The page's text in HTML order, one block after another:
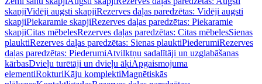
skapjiVidēji augsti skapjiRezerves daļas paredzētas: Vidēji augsti
skapjiPiekaramie skapjiRezerves daļas paredzētas: Piekaramie
skapjiCitas mēbelesRezerves daļas paredzētas: Citas mēbelesSienas
plauktiRezerves daļas paredzētas: Sienas plauktiPiederumiRezerves
daļas paredzētas: PiederumiAtvilktņu sadalītāji un uzglabāšanas
kārbasDvieļu turētāji un dvieļu āķiApgaismojuma
elementiRokturiKāju komplektiMagnētiskās